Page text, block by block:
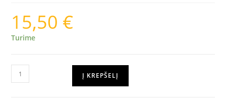
15,50 €
Turime
Į KREPŠELĮ